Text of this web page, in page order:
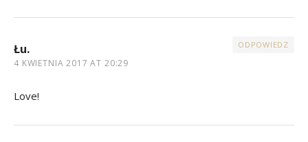
Łu.
4 KWIETNIA 2017 AT 20:29
ODPOWIEDZ
Love!